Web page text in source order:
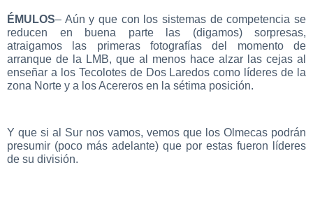
ÉMULOS– Aún y que con los sistemas de competencia se
reducen en buena parte las (digamos) sorpresas,
atraigamos las primeras fotografías del momento de
arranque de la LMB, que al menos hace alzar las cejas al
enseñar a los Tecolotes de Dos Laredos como líderes de la
zona Norte y a los Acereros en la sétima posición.
Y que si al Sur nos vamos, vemos que los Olmecas podrán
presumir (poco más adelante) que por estas fueron líderes
de su división.